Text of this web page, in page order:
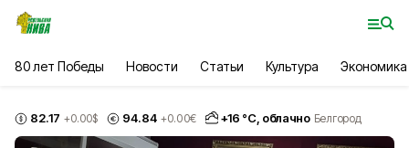
80 лет Победы Новости Статьи Культура Экономика
82.17 +0.00$ 94.84 +0.00€ +16 °С, облачно Белгород